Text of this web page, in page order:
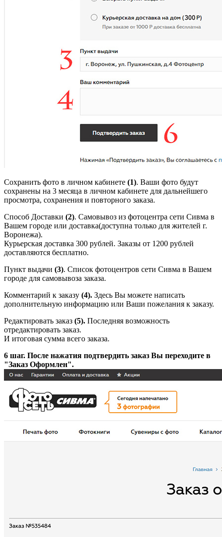
Сохранить фото в личном кабинете (1). Ваши фото будут
сохранены на 3 месяца в личном кабинете для дальнейшего
просмотра, сохранения и повторного заказа.
Способ Доставки (2). Самовывоз из фотоцентра сети Сивма в
Вашем городе или доставка(доступна только для жителей г.
Воронежа).
Курьерская доставка 300 рублей. Заказы от 1200 рублей
доставляются бесплатно.
Пункт выдачи (3). Список фотоцентров сети Сивма в Вашем
городе для самовывоза заказа.
Комментарий к заказу (4). Здесь Вы можете написать
дополнительную информацию или Ваши пожелания к заказу.
Редактировать заказ (5). Последняя возможность
отредактировать заказ.
И итоговая сумма всего заказа.
6 шаг. После нажатия подтвердить заказ Вы переходите в
"Заказ Оформлен".